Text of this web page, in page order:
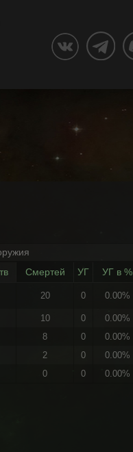
Смертей УГ УГ в %
20 0 0.00%
10 0 0.00%
8 0 0.00%
2 0 0.00%
0 0 0.00%